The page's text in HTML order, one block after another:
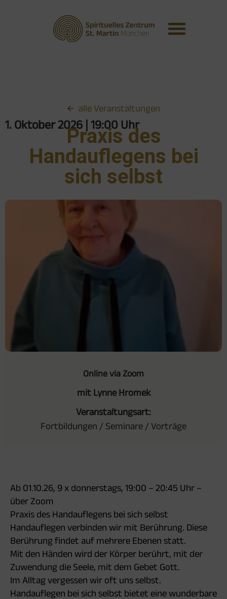
alle Veranstaltungen
1. Oktober 2026 | 19:00 Uhr
Praxis des
Handauflegens bei
sich selbst
Online via Zoom
mit Lynne Hromek
Veranstaltungsart:
Fortbildungen / Seminare / Vorträge
Ab 01.10.26, 9 x donnerstags, 19:00 – 20:45 Uhr –
über Zoom
Praxis des Handauflegens bei sich selbst
Handauflegen verbinden wir mit Berührung. Diese
Berührung findet auf mehrere Ebenen statt.
Mit den Händen wird der Körper berührt, mit der
Zuwendung die Seele, mit dem Gebet Gott.
Im Alltag vergessen wir oft uns selbst.
Handauflegen bei sich selbst bietet eine wunderbare